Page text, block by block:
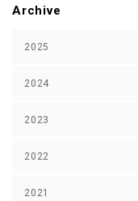
Archive
2025
2024
2023
2022
2021